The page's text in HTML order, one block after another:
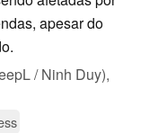
apesar do
/ Ninh Duy),